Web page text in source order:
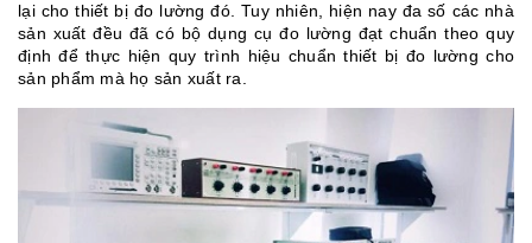
lại cho thiết bị đo lường đó. Tuy nhiên, hiện nay đa số các nhà
sản xuất đều đã có bộ dụng cụ đo lường đạt chuẩn theo quy
định để thực hiện quy trình hiệu chuẩn thiết bị đo lường cho
sản phẩm mà họ sản xuất ra.